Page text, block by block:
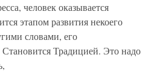
человек оказывается
этапом развития некоего
словами, его
Традицией. Это надо